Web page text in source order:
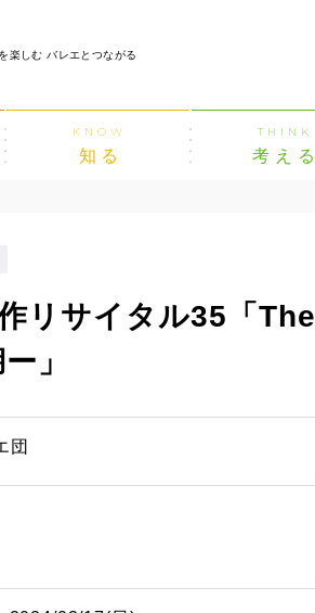
楽しむ バレエとつながる
KNOW
知る
THINK
考える
リサイタル35「The
」
団